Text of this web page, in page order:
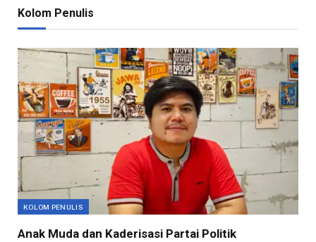
Kolom Penulis
KOLOM PENULIS
Anak Muda dan Kaderisasi Partai Politik